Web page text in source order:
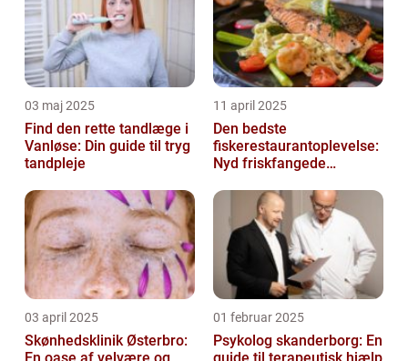
03 maj 2025
Find den rette tandlæge i
Vanløse: Din guide til tryg
tandpleje
11 april 2025
Den bedste
fiskerestaurantoplevelse:
Nyd friskfangede
03 april 2025
Skønhedsklinik Østerbro:
01 februar 2025
Psykolog skanderborg: En